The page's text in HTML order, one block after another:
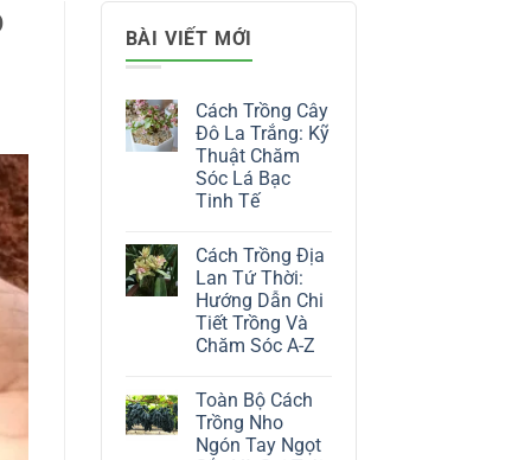
BÀI VIẾT MỚI
Cách Trồng Cây
Đô La Trắng: Kỹ
Thuật Chăm
Sóc Lá Bạc
Tinh Tế
bình
luận
ở
Cách
Trồng
Cây
Đô
Kỹ
Thuật
Chăm
Sóc
Lá
Cách Trồng Địa
Lan Tứ Thời:
Hướng Dẫn Chi
Tiết Trồng Và
Chăm Sóc A-Z
bình
luận
Cách
Toàn Bộ Cách
Trồng Nho
Ngón Tay Ngọt